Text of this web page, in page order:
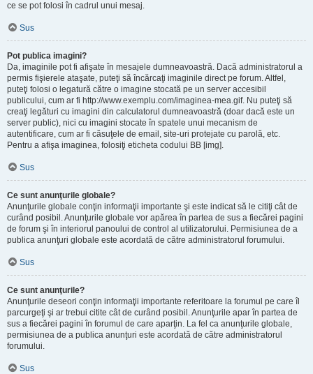
ce se pot folosi în cadrul unui mesaj.
Sus
Pot publica imagini?
Da, imaginile pot fi afişate în mesajele dumneavoastră. Dacă administratorul a
permis fişierele ataşate, puteţi să încărcaţi imaginile direct pe forum. Altfel,
puteţi folosi o legatură către o imagine stocată pe un server accesibil
publicului, cum ar fi http://www.exemplu.com/imaginea-mea.gif. Nu puteţi să
creaţi legături cu imagini din calculatorul dumneavoastră (doar dacă este un
server public), nici cu imagini stocate în spatele unui mecanism de
autentificare, cum ar fi căsuţele de email, site-uri protejate cu parolă, etc.
Pentru a afişa imaginea, folosiţi eticheta codului BB [img].
Sus
Ce sunt anunţurile globale?
Anunţurile globale conţin informaţii importante şi este indicat să le citiţi cât de
curând posibil. Anunţurile globale vor apărea în partea de sus a fiecărei pagini
de forum şi în interiorul panoului de control al utilizatorului. Permisiunea de a
publica anunţuri globale este acordată de către administratorul forumului.
Sus
Ce sunt anunţurile?
Anunţurile deseori conţin informaţii importante referitoare la forumul pe care îl
parcurgeţi şi ar trebui citite cât de curând posibil. Anunţurile apar în partea de
sus a fiecărei pagini în forumul de care aparţin. La fel ca anunţurile globale,
permisiunea de a publica anunţuri este acordată de către administratorul
forumului.
Sus